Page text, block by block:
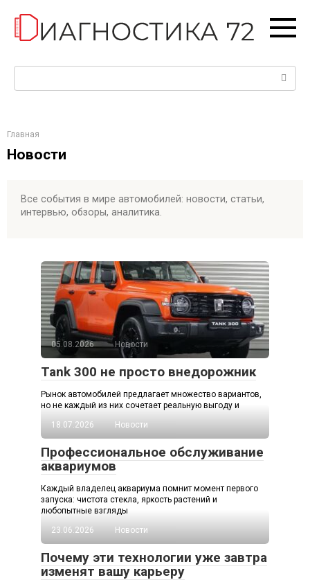
контенту
Главная
Новости
Все события в мире автомобилей: новости, статьи,
интервью, обзоры, аналитика.
05.08.2026 Новости
Tank 300 не просто внедорожник
Рынок автомобилей предлагает множество вариантов,
но не каждый из них сочетает реальную выгоду и
18.07.2026
Новости
Профессиональное обслуживание
аквариумов
Каждый владелец аквариума помнит момент первого
запуска: чистота стекла, яркость растений и
любопытные взгляды
23.06.2026
Новости
Почему эти технологии уже завтра
изменят вашу карьеру